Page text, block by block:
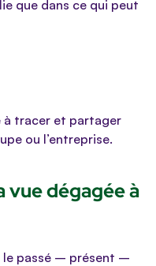
que dans ce qui peut
à tracer et partager
ou l’entreprise.
vue dégagée à
le passé – présent –